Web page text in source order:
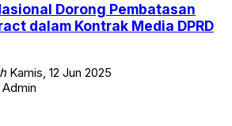
Dorong Pembatasan
dalam Kontrak Media DPRD
Kamis, 12 Jun 2025
Admin